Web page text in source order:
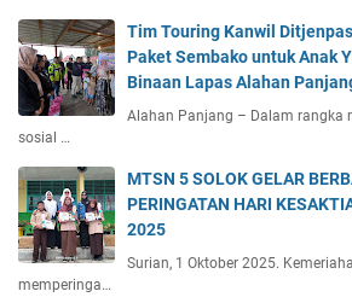
Tim Touring Kanwil
Paket Sembako untuk Anak
Binaan Lapas Alahan
Alahan Panjang – Dalam rangka
sosial …
MTSN 5 SOLOK GELAR
PERINGATAN HARI
2025
Surian, 1 Oktober 2025.
memperinga…